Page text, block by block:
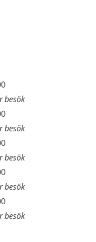
besök
besök
besök
besök
besök